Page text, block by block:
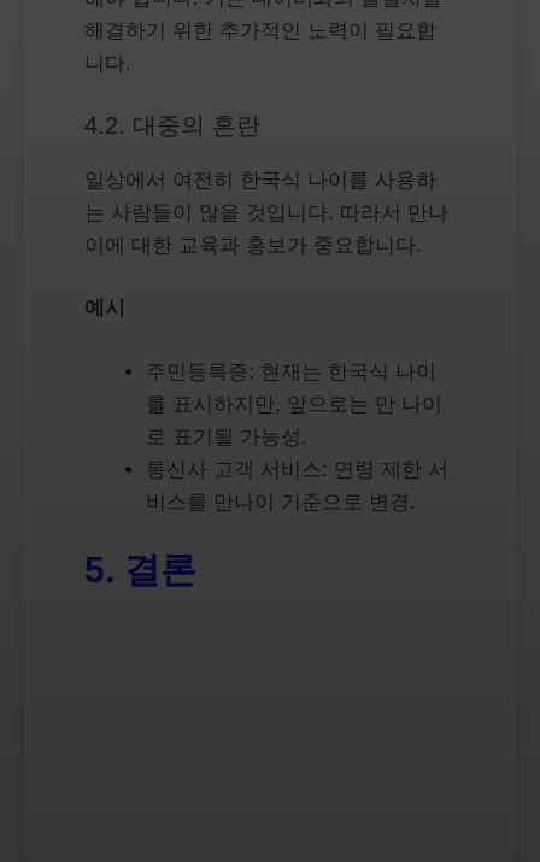
해결하기 위한 추가적인 노력이 필요합
니다.
4.2. 대중의 혼란
일상에서 여전히 한국식 나이를 사용하
는 사람들이 많을 것입니다. 따라서 만나
이에 대한 교육과 홍보가 중요합니다.
예시
주민등록증: 현재는 한국식 나이
를 표시하지만, 앞으로는 만 나이
로 표기될 가능성.
통신사 고객 서비스: 연령 제한 서
비스를 만나이 기준으로 변경.
5. 결론